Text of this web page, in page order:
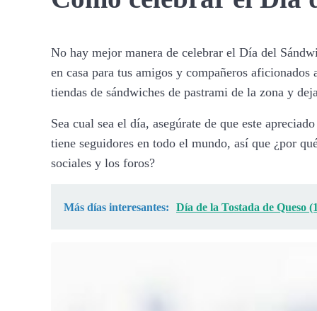
No hay mejor manera de celebrar el Día del
en casa para tus amigos y compañeros
tiendas de sándwiches de pastrami de la zona y
Sea cual sea el día, asegúrate de que este
tiene seguidores en todo el mundo, así que ¿por
sociales y los foros?
Más días interesantes: Día de la Tostada de Queso